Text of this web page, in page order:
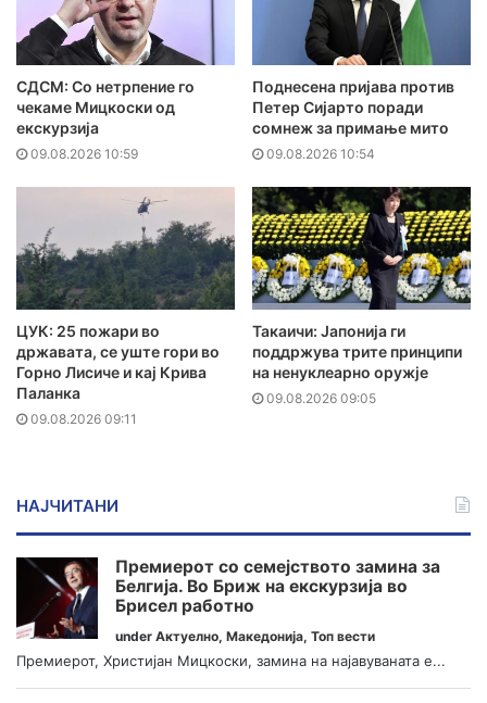
СДСМ: Со нетрпение го
чекаме Мицкоски од
екскурзија
09.08.2026 10:59
Поднесена пријава против
Петер Сијарто поради
сомнеж за примање мито
09.08.2026 10:54
ЦУК: 25 пожари во
државата, се уште гори во
Горно Лисиче и кај Крива
Паланка
09.08.2026 09:11
Такаичи: Јапонија ги
поддржува трите принципи
на ненуклеарно оружје
09.08.2026 09:05
НАЈЧИТАНИ
Премиерот со семејството замина за
Белгија. Во Бриж на екскурзија во
Брисел работно
under Актуелно, Македонија, Топ вести
Премиерот, Христијан Мицкоски, замина на најавуваната е...